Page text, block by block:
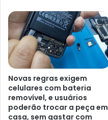
Novas regras exigem
celulares com bateria
removível, e usuários
poderão trocar a peça em
casa, sem gastar com